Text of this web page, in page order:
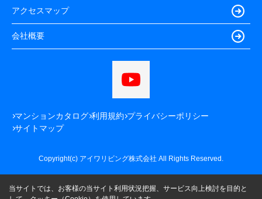
アクセスマップ
会社概要
マンションカタログ 利用規約 プライバシーポリシー
サイトマップ
Copyright(c) アイワリビング株式会社 All Rights Reserved.
当サイトでは、お客様の当サイト利用状況把握、サービス向上検討を目的と